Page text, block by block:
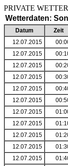
PRIVATE
Wetterdaten:
Datum Zeit
12.07.2015
12.07.2015
12.07.2015
12.07.2015
12.07.2015
12.07.2015
12.07.2015
12.07.2015
12.07.2015
12.07.2015
12.07.2015